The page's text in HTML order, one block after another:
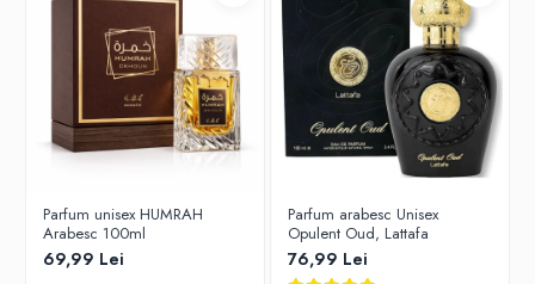
Parfum unisex HUMRAH
Arabesc 100ml
69,99 Lei
Parfum arabesc Unisex
Opulent Oud, Lattafa
76,99 Lei